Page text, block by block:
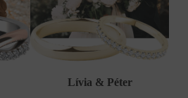
Lívia & Péter